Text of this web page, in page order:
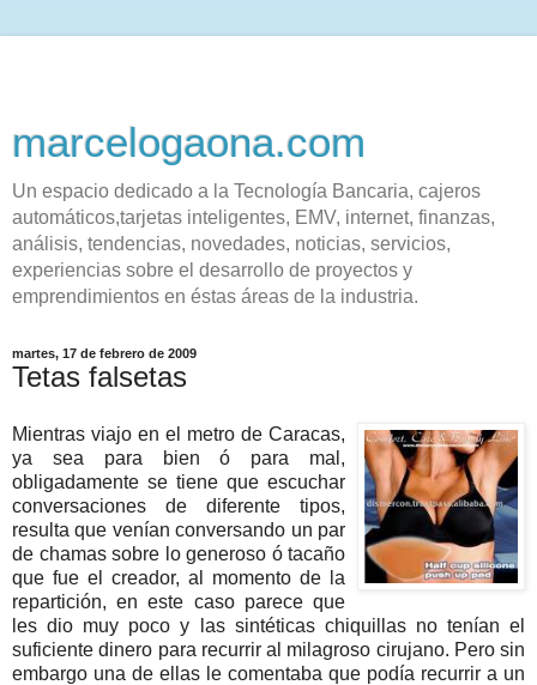
marcelogaona.com
Un espacio dedicado a la Tecnología Bancaria, cajeros
automáticos,tarjetas inteligentes, EMV, internet, finanzas,
análisis, tendencias, novedades, noticias, servicios,
experiencias sobre el desarrollo de proyectos y
emprendimientos en éstas áreas de la industria.
martes, 17 de febrero de 2009
Tetas falsetas
Mientras viajo en el metro de Caracas,
ya sea para bien ó para mal,
obligadamente se tiene que escuchar
conversaciones de diferente tipos,
resulta que venían conversando un par
de chamas sobre lo generoso ó tacaño
que fue el creador, al momento de la
repartición, en este caso parece que
les dio muy poco y las sintéticas chiquillas no tenían el
suficiente dinero para recurrir al milagroso cirujano. Pero sin
embargo una de ellas le comentaba que podía recurrir a un